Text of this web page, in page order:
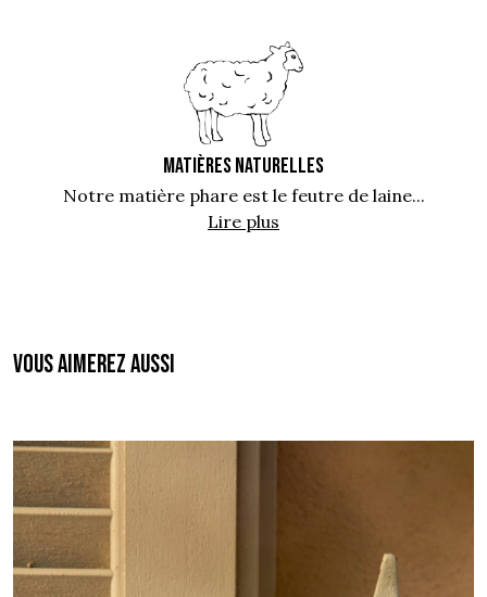
MATIÈRES NATURELLES
Notre matière phare est le feutre de laine...
Lire plus
Vous aimerez aussi